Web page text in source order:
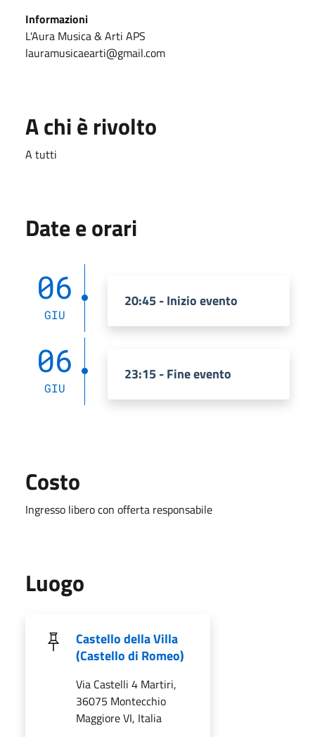
Informazioni
L'Aura Musica & Arti APS
lauramusicaearti@gmail.com
A chi è rivolto
A tutti
Date e orari
06
GIU
20:45 - Inizio evento
06
GIU
23:15 - Fine evento
Costo
Ingresso libero con offerta responsabile
Luogo
Castello della Villa
(Castello di Romeo)
Via Castelli 4 Martiri,
36075 Montecchio
Maggiore VI, Italia